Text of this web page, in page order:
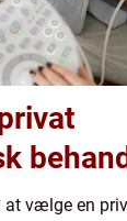
at vælge en